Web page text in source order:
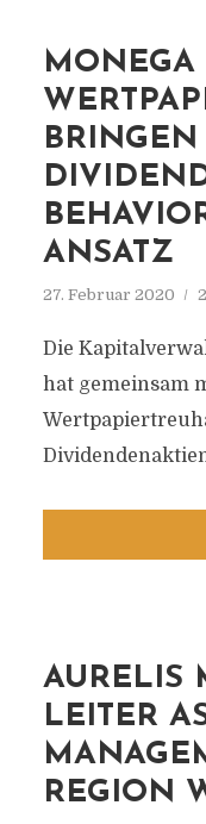
MONEGA
BRINGEN
ANSATZ
27. Februar 2020
Die
hat gemeinsam
AURELIS
LEITER
REGION